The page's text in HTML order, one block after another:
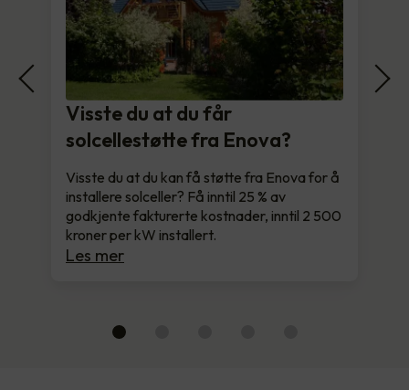
Visste du at du får
solcellestøtte fra Enova?
Visste du at du kan få støtte fra Enova for å
installere solceller? Få inntil 25 % av
godkjente fakturerte kostnader, inntil 2 500
kroner per kW installert.
Les mer